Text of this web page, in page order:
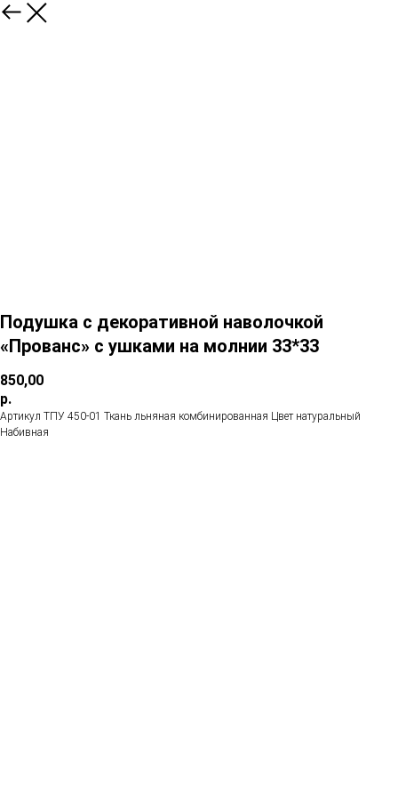
Подушка с декоративной наволочкой
«Прованс» с ушками на молнии 33*33
850,00
р.
Артикул ТПУ 450-01 Ткань льняная комбинированная Цвет натуральный
Набивная